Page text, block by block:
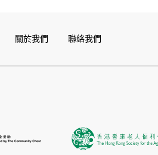
關於我們 聯絡我們